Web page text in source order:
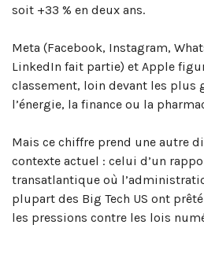
soit +33 % en deux ans.
Meta (Facebook, Instagram,
LinkedIn fait partie) et Apple
classement, loin devant les plus
l’énergie, la finance ou la
Mais ce chiffre prend une autre
contexte actuel : celui d’un
transatlantique où
plupart des Big Tech US ont
les pressions contre les lois